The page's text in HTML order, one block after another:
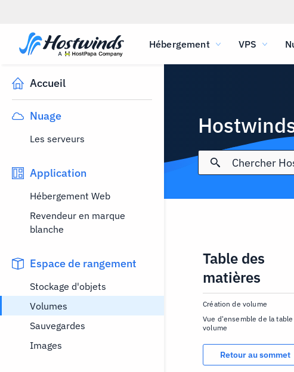
Hébergement VPS
Accueil
Nuage
Les serveurs
Application
Hébergement Web
Revendeur en marque
blanche
Espace de rangement
Stockage d'objets
Volumes
Sauvegardes
Images
Table des
matières
Création de volume
Vue d'ensemble de la
volume
Retour au sommet